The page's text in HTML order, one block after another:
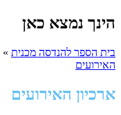
הינך נמצא כאן
בית הספר להנדסה מכנית »
האירועים
ארכיון האירועים